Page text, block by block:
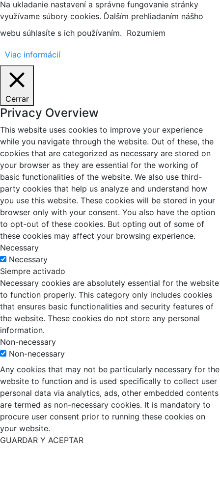
Na ukladanie nastavení a správne fungovanie stránky
využívame súbory cookies. Ďalším prehliadaním nášho
webu súhlasíte s ich používaním. Rozumiem
Viac informácií
Cerrar
Privacy Overview
This website uses cookies to improve your experience
while you navigate through the website. Out of these, the
cookies that are categorized as necessary are stored on
your browser as they are essential for the working of
basic functionalities of the website. We also use third-
party cookies that help us analyze and understand how
you use this website. These cookies will be stored in your
browser only with your consent. You also have the option
to opt-out of these cookies. But opting out of some of
these cookies may affect your browsing experience.
Necessary
Necessary
Siempre activado
Necessary cookies are absolutely essential for the website
to function properly. This category only includes cookies
that ensures basic functionalities and security features of
the website. These cookies do not store any personal
information.
Non-necessary
Non-necessary
Any cookies that may not be particularly necessary for the
website to function and is used specifically to collect user
personal data via analytics, ads, other embedded contents
are termed as non-necessary cookies. It is mandatory to
procure user consent prior to running these cookies on
your website.
GUARDAR Y ACEPTAR